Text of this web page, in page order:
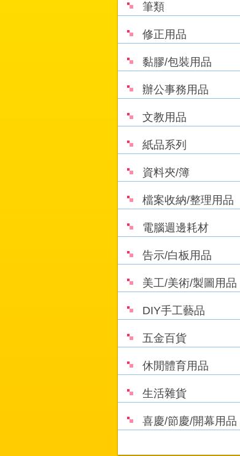
筆類
修正用品
黏膠/包裝用品
辦公事務用品
文教用品
紙品系列
資料夾/簿
檔案收納/整理用品
電腦週邊耗材
告示/白板用品
美工/美術/製圖用品
DIY手工藝品
五金百貨
休閒體育用品
生活雜貨
喜慶/節慶/開幕用品